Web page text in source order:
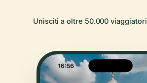
Unisciti a oltre 50.000 viaggiatori